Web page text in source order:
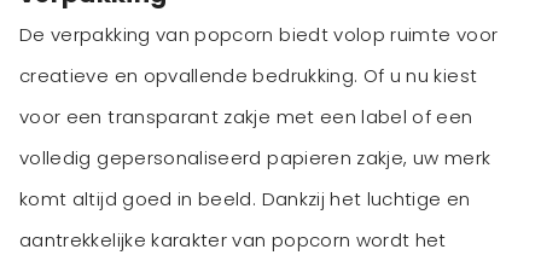
De verpakking van popcorn biedt volop ruimte voor
creatieve en opvallende bedrukking. Of u nu kiest
voor een transparant zakje met een label of een
volledig gepersonaliseerd papieren zakje, uw merk
komt altijd goed in beeld. Dankzij het luchtige en
aantrekkelijke karakter van popcorn wordt het